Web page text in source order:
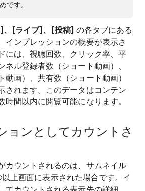
です。
、[ライブ]、[投稿] の各タブにある
インプレッションの概要が表示さ
には、視聴回数、クリック率、平
ネル登録者数（ショート動画）、
動画）、共有数（ショート動画）
されます。このデータはコンテン
時間以内に閲覧可能になります。
ョンとしてカウントさ
カウントされるのは、サムネイル
上画面に表示された場合です。イ